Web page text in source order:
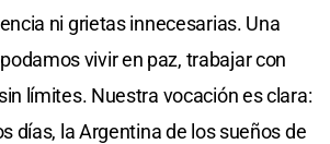
ni grietas innecesarias. Una
vivir en paz, trabajar con
límites. Nuestra vocación es clara:
días, la Argentina de los sueños de